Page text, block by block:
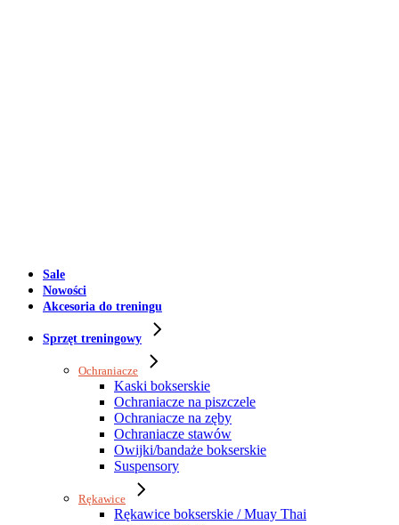
Sale
Nowości
Akcesoria do treningu
Sprzęt treningowy
Ochraniacze
Kaski bokserskie
Ochraniacze na piszczele
Ochraniacze na zęby
Ochraniacze stawów
Owijki/bandaże bokserskie
Suspensory
Rękawice
Rękawice bokserskie / Muay Thai